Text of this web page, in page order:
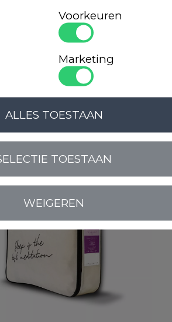
UITVOERINGEN
hoeslaken vervaardigd uit topgarens
producten
Gilder Synthetisch Superior
Art. VADBG42TH
Voorkeuren
Marketing
WEIGEREN
TOESTAAN
ALLES TOESTAAN